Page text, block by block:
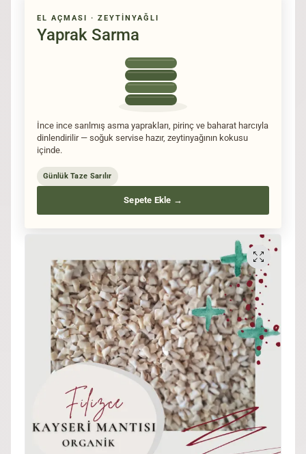
EL AÇMASI · ZEYTINYAĞLI
Yaprak Sarma
İnce ince sarılmış asma yaprakları, pirinç ve baharat harcıyla
dinlendirilir — soğuk servise hazır, zeytinyağının kokusu
içinde.
Günlük Taze Sarılır
Sepete Ekle →